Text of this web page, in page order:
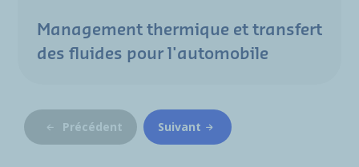
Management thermique et transfert
des fluides pour l'automobile
Précédent Suivant